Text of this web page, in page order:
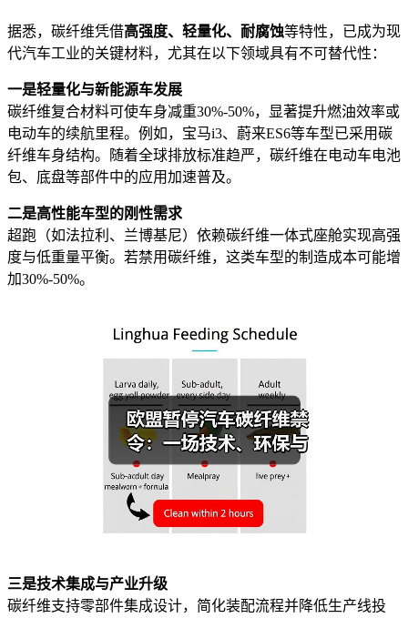
据悉，碳纤维凭借高强度、轻量化、耐腐蚀等特性，已成为现
代汽车工业的关键材料，尤其在以下领域具有不可替代性：
一是轻量化与新能源车发展
碳纤维复合材料可使车身减重30%-50%，显著提升燃油效率或
电动车的续航里程。例如，宝马i3、蔚来ES6等车型已采用碳
纤维车身结构。随着全球排放标准趋严，碳纤维在电动车电池
包、底盘等部件中的应用加速普及。
二是高性能车型的刚性需求
超跑（如法拉利、兰博基尼）依赖碳纤维一体式座舱实现高强
度与低重量平衡。若禁用碳纤维，这类车型的制造成本可能增
加30%-50%。
三是技术集成与产业升级
碳纤维支持零部件集成设计，简化装配流程并降低生产线投